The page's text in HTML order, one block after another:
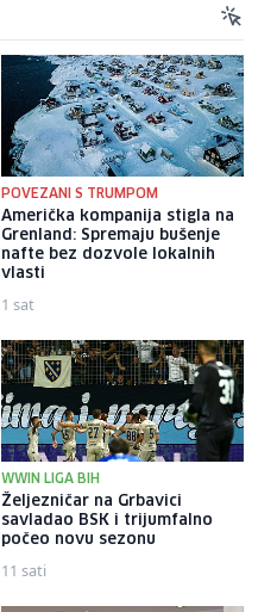
POVEZANI S TRUMPOM
Američka kompanija stigla na
Grenland: Spremaju bušenje
nafte bez dozvole lokalnih
vlasti
1 sat
WWIN LIGA BIH
Željezničar na Grbavici
savladao BSK i trijumfalno
počeo novu sezonu
11 sati